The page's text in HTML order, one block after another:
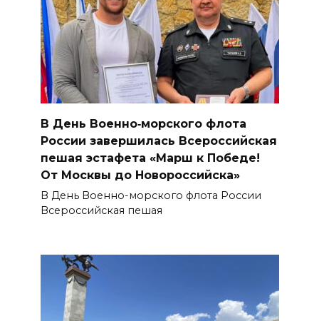
В День Военно‑морского флота
России завершилась Всероссийская
пешая эстафета «Марш к Победе!
От Москвы до Новороссийска»
В День Военно-морского флота России
Всероссийская пешая